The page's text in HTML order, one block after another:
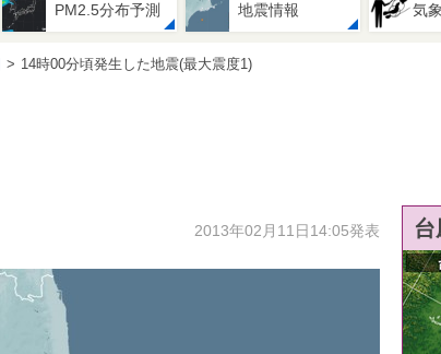
PM2.5分布予測 地震情報 気
14時00分頃発生した地震(最大震度1)
2013年02月11日14:05発表